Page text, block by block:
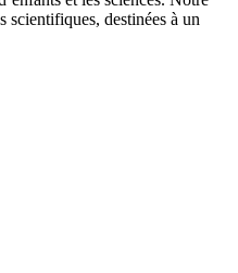
scientifiques, destinées à un